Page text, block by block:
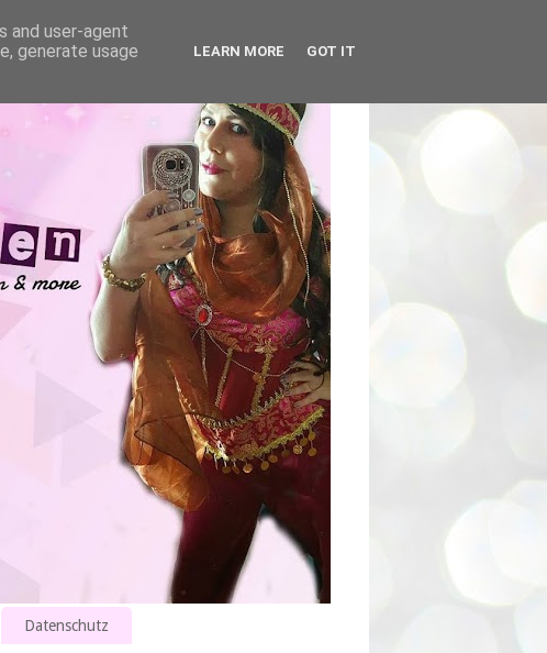
Datenschutz
and user-agent
generate usage
LEARN MORE GOT IT